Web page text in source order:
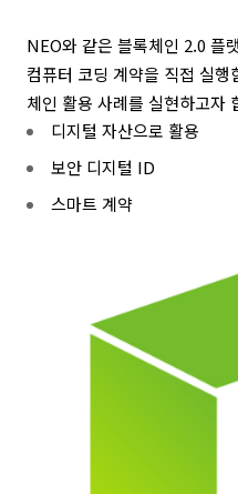
NEO와 같은 블록체인 2.0 플
컴퓨터 코딩 계약을 직접 실
체인 활용 사례를 실현하고자
디지털 자산으로 활용
보안 디지털 ID
스마트 계약